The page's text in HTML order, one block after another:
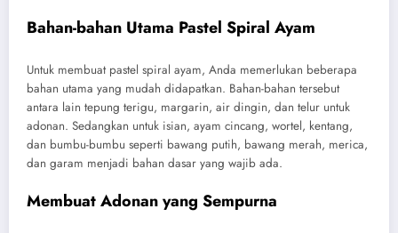
Bahan-bahan Utama Pastel Spiral Ayam
Untuk membuat pastel spiral ayam, Anda memerlukan beberapa
bahan utama yang mudah didapatkan. Bahan-bahan tersebut
antara lain tepung terigu, margarin, air dingin, dan telur untuk
adonan. Sedangkan untuk isian, ayam cincang, wortel, kentang,
dan bumbu-bumbu seperti bawang putih, bawang merah, merica,
dan garam menjadi bahan dasar yang wajib ada.
Membuat Adonan yang Sempurna